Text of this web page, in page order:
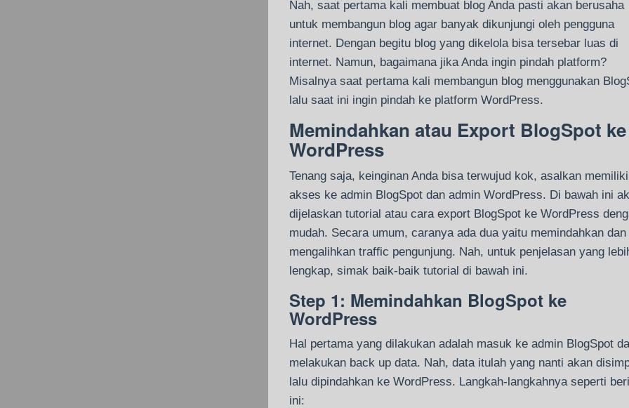
Nah, saat pertama kali membuat blog Anda pasti akan berusaha
untuk membangun blog agar banyak dikunjungi oleh pengguna
internet. Dengan begitu blog yang dikelola bisa tersebar luas di
internet. Namun, bagaimana jika Anda ingin pindah platform?
Misalnya saat pertama kali membangun blog menggunakan
lalu saat ini ingin pindah ke platform WordPress.
Memindahkan atau Export BlogSpot ke
WordPress
Tenang saja, keinginan Anda bisa terwujud kok, asalkan memiliki
akses ke admin BlogSpot dan admin WordPress. Di bawah ini
dijelaskan tutorial atau cara export BlogSpot ke WordPress
mudah. Secara umum, caranya ada dua yaitu memindahkan dan
mengalihkan traffic pengunjung. Nah, untuk penjelasan yang
lengkap, simak baik-baik tutorial di bawah ini.
Step 1: Memindahkan BlogSpot ke
WordPress
Hal pertama yang dilakukan adalah masuk ke admin BlogSpot
melakukan back up data. Nah, data itulah yang nanti akan
lalu dipindahkan ke WordPress. Langkah-langkahnya seperti
ini: